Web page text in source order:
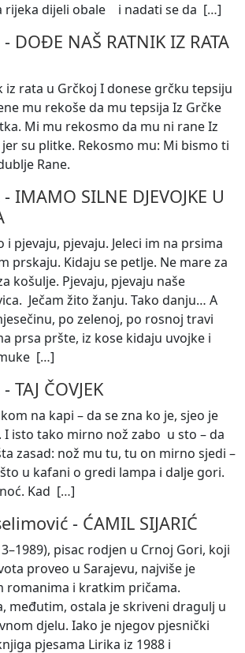
dijeli obale i nadati se da […]
- DOĐE NAŠ RATNIK IZ RATA
iz rata u Grčkoj I donese grčku tepsiju
mu rekoše da mu tepsija Iz Grčke
Mi mu rekosmo da mu ni rane Iz
su plitke. Rekosmo mu: Mi bismo ti
Rane.
- IMAMO SILNE DJEVOJKE U
i pjevaju, pjevaju. Jeleci im na prsima
prskaju. Kidaju se petlje. Ne mare za
košulje. Pjevaju, pjevaju naše
Ječam žito žanju. Tako danju… A
po zelenoj, po rosnoj travi
prsa pršte, iz kose kidaju uvojke i
[…]
- TAJ ČOVJEK
na kapi – da se zna ko je, sjeo je
isto tako mirno nož zabo u sto – da
zasad: nož mu tu, tu on mirno sjedi –
u kafani o gredi lampa i dalje gori.
Kad […]
- ĆAMIL SIJARIĆ
pisac rodjen u Crnoj Gori, koji
proveo u Sarajevu, najviše je
romanima i kratkim pričama.
međutim, ostala je skriveni dragulj u
djelu. Iako je njegov pjesnički
pjesama Lirika iz 1988 i